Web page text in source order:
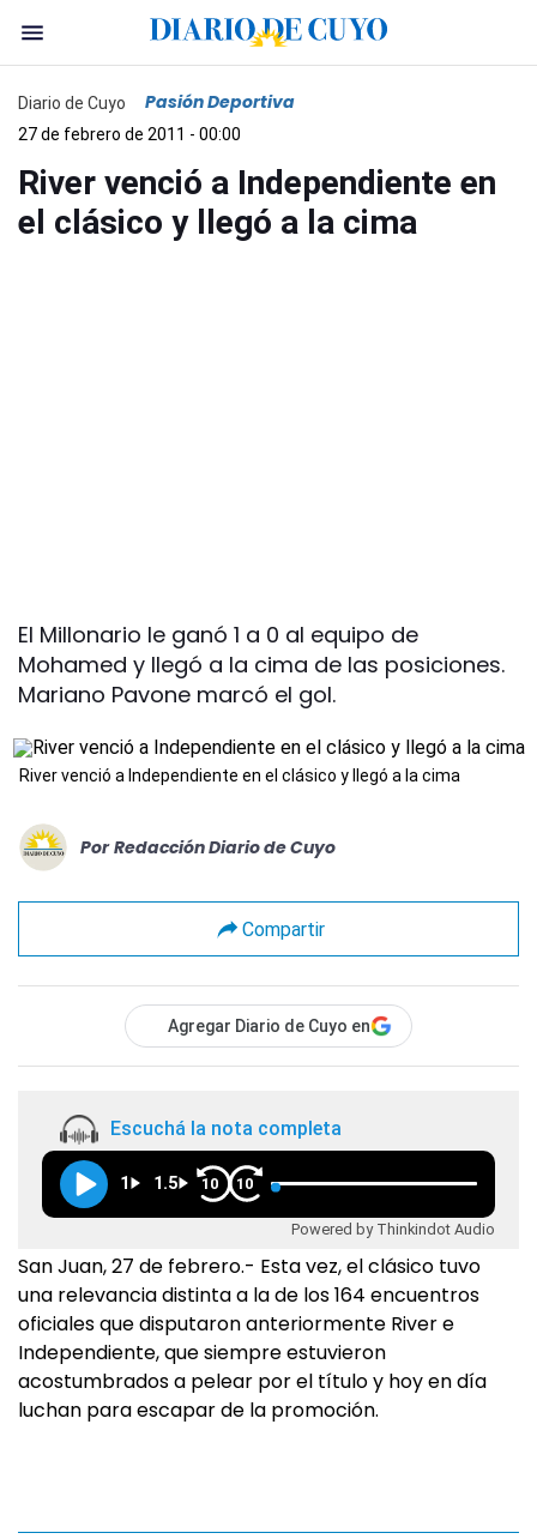
Diario de Cuyo Pasión Deportiva
27 de febrero de 2011 - 00:00
River venció a Independiente en
el clásico y llegó a la cima
El Millonario le ganó 1 a 0 al equipo de
Mohamed y llegó a la cima de las posiciones.
Mariano Pavone marcó el gol.
River venció a Independiente en el clásico y llegó a la cima
Por Redacción Diario de Cuyo
Compartir
Agregar Diario de Cuyo en
Escuchá la nota completa
1 1.5 10 10
Powered by Thinkindot Audio
San Juan, 27 de febrero.- Esta vez, el clásico tuvo
una relevancia distinta a la de los 164 encuentros
oficiales que disputaron anteriormente River e
Independiente, que siempre estuvieron
acostumbrados a pelear por el título y hoy en día
luchan para escapar de la promoción.